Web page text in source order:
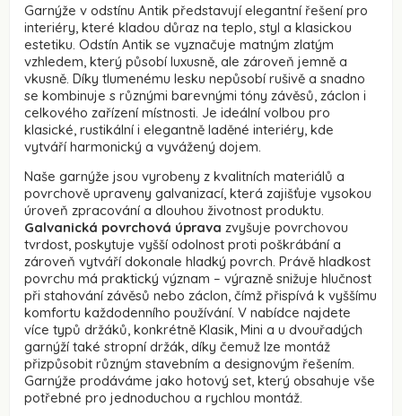
Garnýže v odstínu Antik představují elegantní řešení pro
interiéry, které kladou důraz na teplo, styl a klasickou
estetiku. Odstín Antik se vyznačuje matným zlatým
vzhledem, který působí luxusně, ale zároveň jemně a
vkusně. Díky tlumenému lesku nepůsobí rušivě a snadno
se kombinuje s různými barevnými tóny závěsů, záclon i
celkového zařízení místnosti. Je ideální volbou pro
klasické, rustikální i elegantně laděné interiéry, kde
vytváří harmonický a vyvážený dojem.
Naše garnýže jsou vyrobeny z kvalitních materiálů a
povrchově upraveny galvanizací, která zajišťuje vysokou
úroveň zpracování a dlouhou životnost produktu.
Galvanická povrchová úprava zvyšuje povrchovou
tvrdost, poskytuje vyšší odolnost proti poškrábání a
zároveň vytváří dokonale hladký povrch. Právě hladkost
povrchu má praktický význam – výrazně snižuje hlučnost
při stahování závěsů nebo záclon, čímž přispívá k vyššímu
komfortu každodenního používání. V nabídce najdete
více typů držáků, konkrétně Klasik, Mini a u dvouřadých
garnýží také stropní držák, díky čemuž lze montáž
přizpůsobit různým stavebním a designovým řešením.
Garnýže prodáváme jako hotový set, který obsahuje vše
potřebné pro jednoduchou a rychlou montáž.